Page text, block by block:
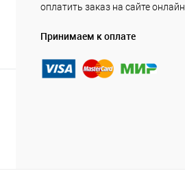
оплатить заказ на сайте онлайн.
Принимаем к оплате